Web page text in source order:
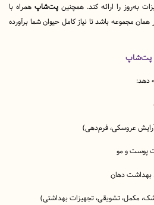
ارائه کند. همچنین پت‌شاپهمراه با
باشد تا نیاز کامل حیوان شما برآورده
فرم‌دهی)
مو
تشویقی، تجهیزات بهداشتی)